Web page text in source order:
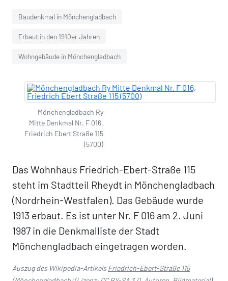
Baudenkmal in Mönchengladbach
Erbaut in den 1910er Jahren
Wohngebäude in Mönchengladbach
Mönchengladbach Ry
Mitte Denkmal Nr. F 016,
Friedrich Ebert Straße 115
(5700)
Das Wohnhaus Friedrich-Ebert-Straße 115
steht im Stadtteil Rheydt in Mönchengladbach
(Nordrhein-Westfalen). Das Gebäude wurde
1913 erbaut. Es ist unter Nr. F 016 am 2. Juni
1987 in die Denkmalliste der Stadt
Mönchengladbach eingetragen worden.
Auszug des Wikipedia-ArtikelsFriedrich-Ebert-Straße 115